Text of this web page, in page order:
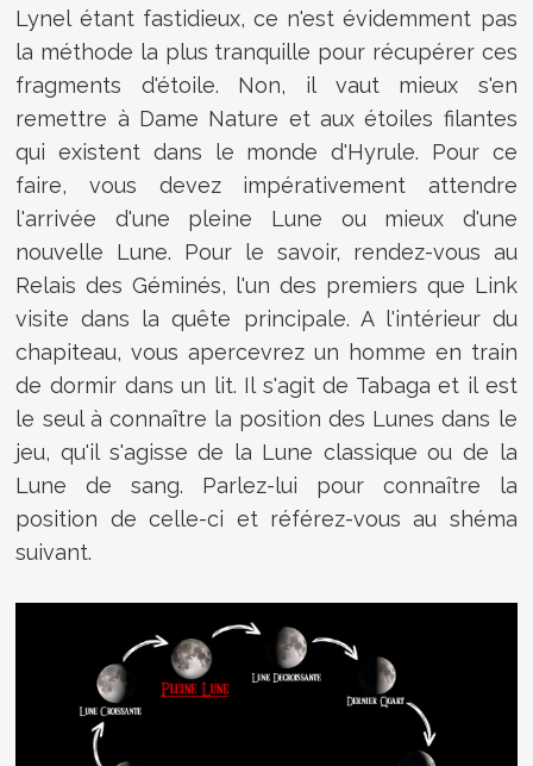
Lynel étant fastidieux, ce n'est évidemment pas
la méthode la plus tranquille pour récupérer ces
fragments d'étoile. Non, il vaut mieux s'en
remettre à Dame Nature et aux étoiles filantes
qui existent dans le monde d'Hyrule. Pour ce
faire, vous devez impérativement attendre
l'arrivée d'une pleine Lune ou mieux d'une
nouvelle Lune. Pour le savoir, rendez-vous au
Relais des Géminés, l'un des premiers que Link
visite dans la quête principale. A l'intérieur du
chapiteau, vous apercevrez un homme en train
de dormir dans un lit. Il s'agit de Tabaga et il est
le seul à connaître la position des Lunes dans le
jeu, qu'il s'agisse de la Lune classique ou de la
Lune de sang. Parlez-lui pour connaître la
position de celle-ci et référez-vous au shéma
suivant.